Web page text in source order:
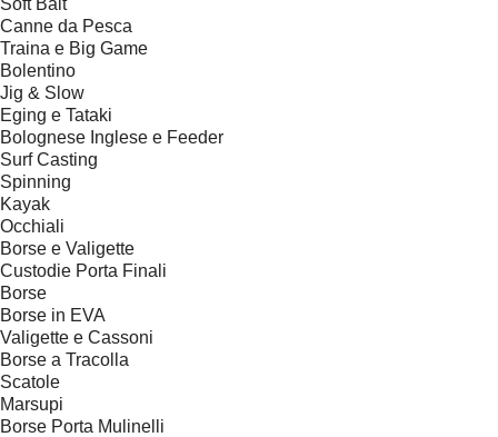
Canne da Pesca
Traina e Big Game
Bolentino
Jig & Slow
Eging e Tataki
Bolognese Inglese e Feeder
Surf Casting
Spinning
Kayak
Occhiali
Borse e Valigette
Custodie Porta Finali
Borse
Borse in EVA
Valigette e Cassoni
Borse a Tracolla
Scatole
Marsupi
Borse Porta Mulinelli